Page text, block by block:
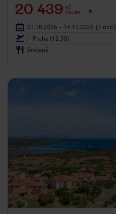
20 439
KČ
OSOBA
07.10.2026 - 14.10.2026 (7 nocí)
Praha (12:30)
Snídaně